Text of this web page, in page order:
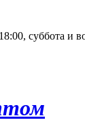
суббота и